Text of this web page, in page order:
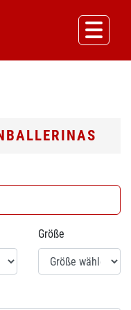
Größe